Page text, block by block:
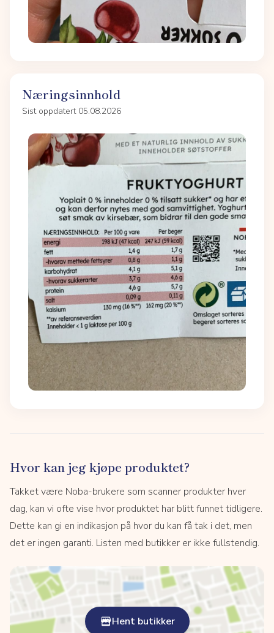
Næringsinnhold
Sist oppdatert 05.08.2026
Hvor kan jeg kjøpe produktet?
Takket være Noba-brukere som scanner produkter hver
dag, kan vi ofte vise hvor produktet har blitt funnet tidligere.
Dette kan gi en indikasjon på hvor du kan få tak i det, men
det er ingen garanti. Listen med butikker er ikke fullstendig.
Hent butikker